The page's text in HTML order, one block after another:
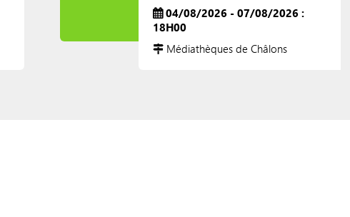
04/08/2026 - 07/08/2026 :
18H00
Médiathèques de Châlons